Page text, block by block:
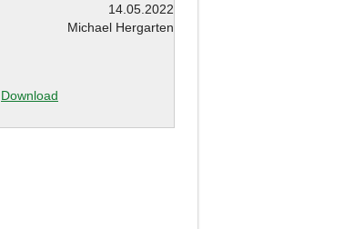
14.05.2022
Michael Hergarten
Download